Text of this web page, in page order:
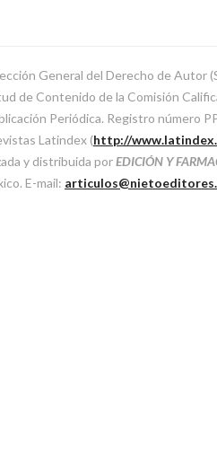
General del Derecho de Autor
de Contenido de la Comisión
Periódica. Registro número
Latindex (http://
y distribuida porEDICIÓN Y
E-mail: